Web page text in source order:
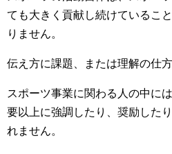
ても大きく貢献し続けているこ
りません。
伝え方に課題、または理解の仕
スポーツ事業に関わる人の中に
要以上に強調したり、奨励した
れません。